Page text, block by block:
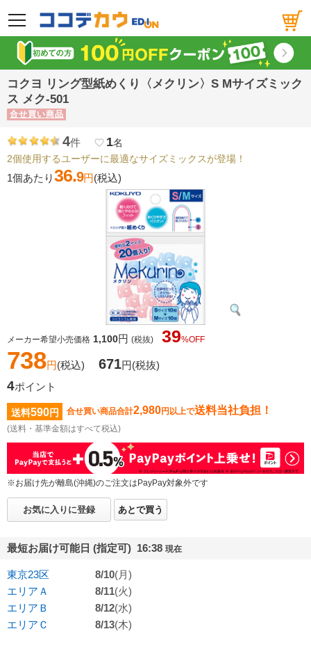
メニュー
コクヨ リング型紙めくり〈メクリン〉S Mサイズミック
ス メク-501
合せ買い商品
4件 favorite_border 1名
2個使用するユーザーに最適なサイズミックスが登場！
1個あたり36.9円(税込)
メーカー希望小売価格 1,100円 (税抜) 39%OFF
738円(税込) 671円(税抜)
4ポイント
送料590円 合せ買い商品合計2,980円以上で送料当社負担！
(送料・基準金額はすべて税込)
※お届け先が離島(沖縄)のご注文はPayPay対象外です
お気に入りに登録 あとで買う
最短お届け可能日 (指定可) 16:38 現在
東京23区 8/10(月)
エリアＡ
8/11(火)
エリアＢ
8/12(水)
エリアＣ
8/13(木)